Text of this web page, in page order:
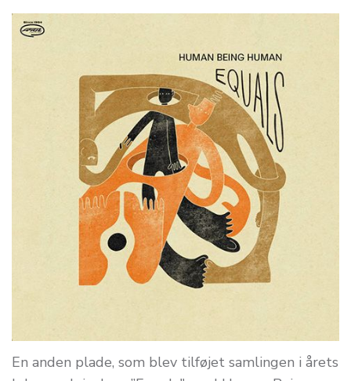
En anden plade, som blev tilføjet samlingen i årets